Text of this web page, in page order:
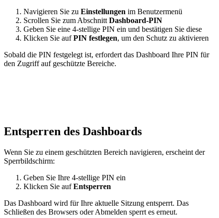
Navigieren Sie zu Einstellungen im Benutzermenü
Scrollen Sie zum Abschnitt Dashboard-PIN
Geben Sie eine 4-stellige PIN ein und bestätigen Sie diese
Klicken Sie aufPIN festlegen, um den Schutz zu aktivieren
Sobald die PIN festgelegt ist, erfordert das Dashboard Ihre PIN für
den Zugriff auf geschützte Bereiche.
Entsperren des Dashboards
Wenn Sie zu einem geschützten Bereich navigieren, erscheint der
Sperrbildschirm:
Geben Sie Ihre 4-stellige PIN ein
Klicken Sie aufEntsperren
Das Dashboard wird für Ihre aktuelle Sitzung entsperrt. Das
Schließen des Browsers oder Abmelden sperrt es erneut.